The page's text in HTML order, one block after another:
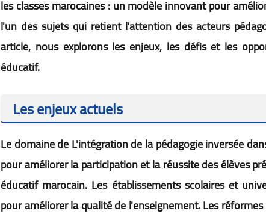
les classes marocaines : un modèle innovant pour
l'un des sujets qui retient l'attention des acteurs
article, nous explorons les enjeux, les défis et les
éducatif.
Les enjeux actuels
Le domaine de L'intégration de la pédagogie inversée
pour améliorer la participation et la réussite des élèves
éducatif marocain. Les établissements scolaires et
pour améliorer la qualité de l'enseignement. Les